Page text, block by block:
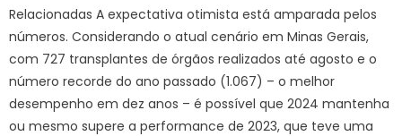
Relacionadas A expectativa otimista está amparada pelos
números. Considerando o atual cenário em Minas Gerais,
com 727 transplantes de órgãos realizados até agosto e o
número recorde do ano passado (1.067) – o melhor
desempenho em dez anos – é possível que 2024 mantenha
ou mesmo supere a performance de 2023, que teve uma